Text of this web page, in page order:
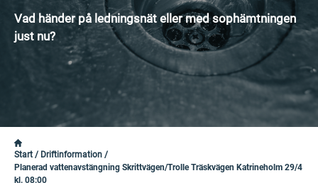
Vad händer på ledningsnät eller med sophämtningen
just nu?
Start / Driftinformation /
Planerad vattenavstängning Skrittvägen/Trolle Träskvägen Katrineholm 29/4
kl. 08:00